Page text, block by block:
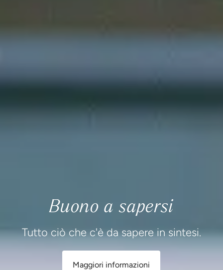
Buono a sapersi
Tutto ciò che c'è da sapere in sintesi.
Maggiori informazioni